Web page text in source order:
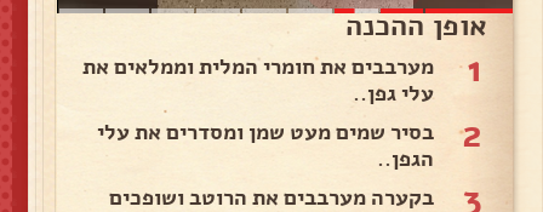
אופן ההכנה
1
‏מערבבים את חומרי המלית וממלאים את
עלי גפן..
2
בסיר שמים מעט שמן ומסדרים את עלי
הגפן..
3
בקערה מערבבים את הרוטב ושופכים